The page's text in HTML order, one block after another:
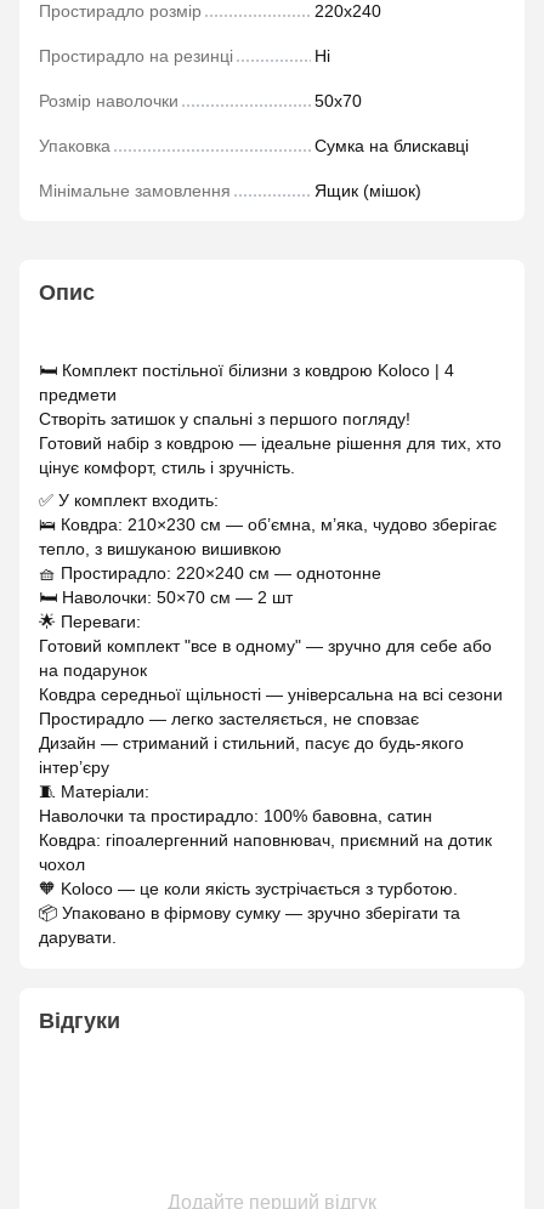
Простирадло розмір 220х240
Простирадло на резинці Ні
Розмір наволочки 50х70
Упаковка Сумка на блискавці
Мінімальне замовлення Ящик (мішок)
Опис
🛏 Комплект постільної білизни з ковдрою Koloco | 4
предмети
Створіть затишок у спальні з першого погляду!
Готовий набір з ковдрою — ідеальне рішення для тих, хто
цінує комфорт, стиль і зручність.
✅ У комплект входить:
🛌 Ковдра: 210×230 см — об’ємна, м’яка, чудово зберігає
тепло, з вишуканою вишивкою
🧺 Простирадло: 220×240 см — однотонне
🛏 Наволочки: 50×70 см — 2 шт
🌟 Переваги:
Готовий комплект "все в одному" — зручно для себе або
на подарунок
Ковдра середньої щільності — універсальна на всі сезони
Простирадло — легко застеляється, не сповзає
Дизайн — стриманий і стильний, пасує до будь-якого
інтер’єру
🧵 Матеріали:
Наволочки та простирадло: 100% бавовна, сатин
Ковдра: гіпоалергенний наповнювач, приємний на дотик
чохол
🧡 Koloco — це коли якість зустрічається з турботою.
📦 Упаковано в фірмову сумку — зручно зберігати та
дарувати.
Відгуки
Додайте перший відгук